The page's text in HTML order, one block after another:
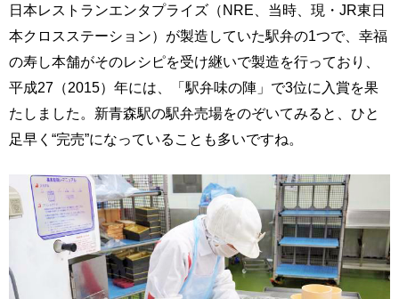
日本レストランエンタプライズ（NRE、当時、現・JR東日
本クロスステーション）が製造していた駅弁の1つで、幸福
の寿し本舗がそのレシピを受け継いで製造を行っており、
平成27（2015）年には、「駅弁味の陣」で3位に入賞を果
たしました。新青森駅の駅弁売場をのぞいてみると、ひと
足早く“完売”になっていることも多いですね。